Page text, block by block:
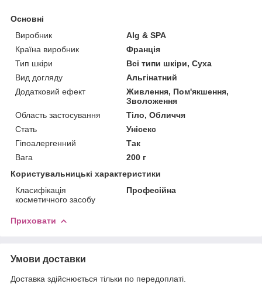
Основні
Виробник
Alg & SPA
Країна виробник
Франція
Тип шкіри
Всі типи шкіри, Суха
Вид догляду
Альгінатний
Додатковий ефект
Живлення, Пом'якшення,
Зволоження
Область застосування
Тіло, Обличчя
Стать
Унісекс
Гіпоалергенний
Так
Вага
200 г
Користувальницькі характеристики
Класифікація
косметичного засобу
Професійна
Приховати
Умови доставки
Доставка здійснюється тільки по передоплаті.